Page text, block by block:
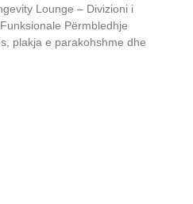
Lounge – Divizioni i
Përmbledhje
plakja e parakohshme dhe